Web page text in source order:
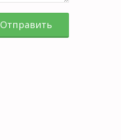
Отправить